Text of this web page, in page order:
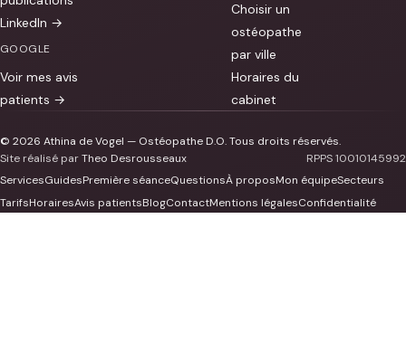
LinkedIn →
GOOGLE
Voir mes avis
patients →
Choisir un
ostéopathe
par ville
Horaires du
cabinet
© 2026 Athina de Vogel — Ostéopathe D.O. Tous droits réservés.
Site réalisé parTheo Desrousseaux
RPPS 10010145992
ServicesGuidesPremière séanceQuestionsÀ proposMon équipeSecteurs
TarifsHorairesAvis patientsBlogContactMentions légalesConfidentialité